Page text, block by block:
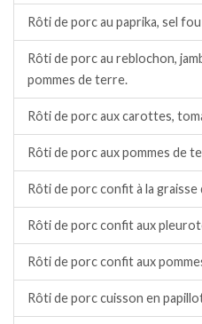
Rôti de porc au paprika, sel fou
Rôti de porc au reblochon,
pommes de terre.
Rôti de porc aux carottes,
Rôti de porc aux pommes de
Rôti de porc confit à la graisse
Rôti de porc confit aux
Rôti de porc confit aux
Rôti de porc cuisson en